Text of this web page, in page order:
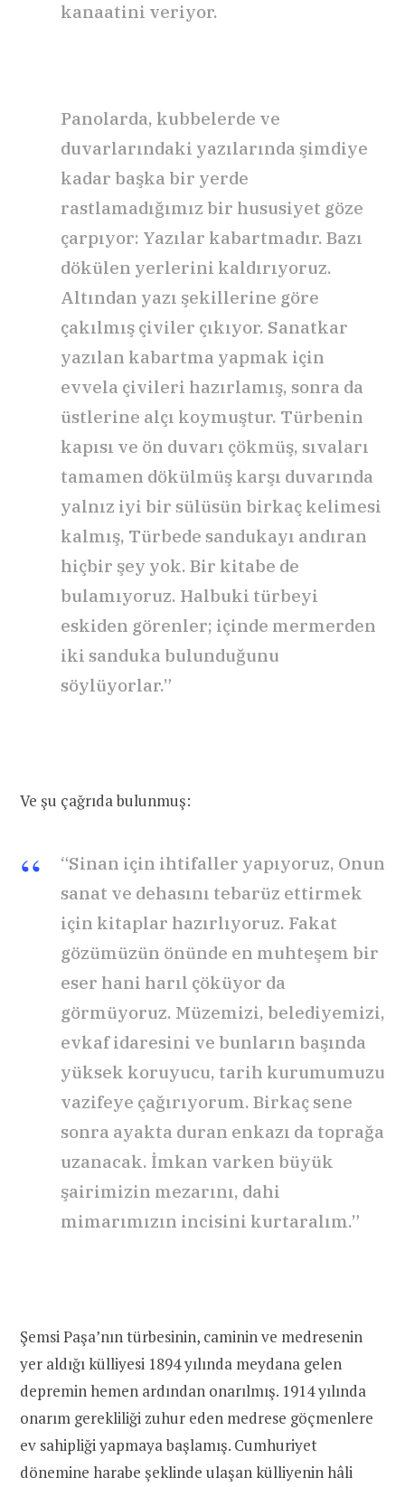
kanaatini veriyor.
Panolarda, kubbelerde ve
duvarlarındaki yazılarında şimdiye
kadar başka bir yerde
rastlamadığımız bir hususiyet göze
çarpıyor: Yazılar kabartmadır. Bazı
dökülen yerlerini kaldırıyoruz.
Altından yazı şekillerine göre
çakılmış çiviler çıkıyor. Sanatkar
yazılan kabartma yapmak için
evvela çivileri hazırlamış, sonra da
üstlerine alçı koymuştur. Türbenin
kapısı ve ön duvarı çökmüş, sıvaları
tamamen dökülmüş karşı duvarında
yalnız iyi bir sülüsün birkaç kelimesi
kalmış, Türbede sandukayı andıran
hiçbir şey yok. Bir kitabe de
bulamıyoruz. Halbuki türbeyi
eskiden görenler; içinde mermerden
iki sanduka bulunduğunu
söylüyorlar.”
Ve şu çağrıda bulunmuş:
“Sinan için ihtifaller yapıyoruz, Onun
sanat ve dehasını tebarüz ettirmek
için kitaplar hazırlıyoruz. Fakat
gözümüzün önünde en muhteşem bir
eser hani harıl çöküyor da
görmüyoruz. Müzemizi, belediyemizi,
evkaf idaresini ve bunların başında
yüksek koruyucu, tarih kurumumuzu
vazifeye çağırıyorum. Birkaç sene
sonra ayakta duran enkazı da toprağa
uzanacak. İmkan varken büyük
şairimizin mezarını, dahi
mimarımızın incisini kurtaralım.”
Şemsi Paşa’nın türbesinin, caminin ve medresenin
yer aldığı külliyesi 1894 yılında meydana gelen
depremin hemen ardından onarılmış. 1914 yılında
onarım gerekliliği zuhur eden medrese göçmenlere
ev sahipliği yapmaya başlamış. Cumhuriyet
dönemine harabe şeklinde ulaşan külliyenin hâli